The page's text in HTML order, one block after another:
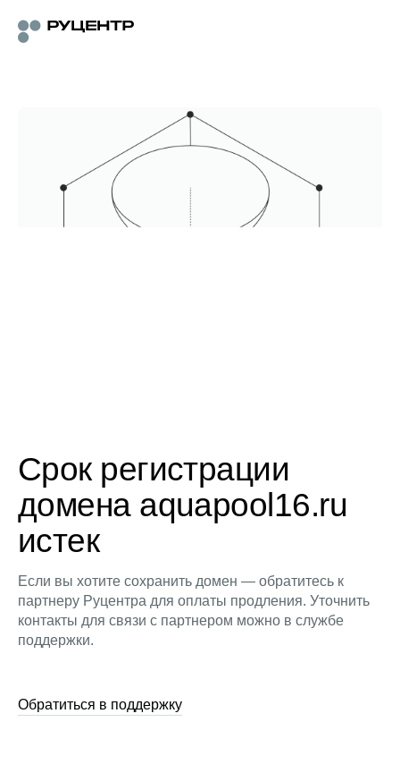
Срок регистрации
домена aquapool16.ru
истек
Если вы хотите сохранить домен — обратитесь к
партнеру Руцентра для оплаты продления. Уточнить
контакты для связи с партнером можно в службе
поддержки.
Обратиться в поддержку